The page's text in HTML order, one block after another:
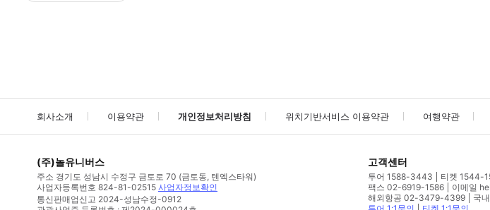
회사소개 이용약관 개인정보처리방침 위치기반서비스 이용약관 여행약관
(주)놀유니버스
주소 경기도 성남시 수정구 금토로 70 (금토동, 텐엑스타워)
사업자등록번호 824-81-02515 사업자정보확인
통신판매업신고 2024-성남수정-0912
고객센터
투어 1588-3443
티켓 1544-
팩스 02-6919-1586
이메일
해외항공 02-3479-4399
국